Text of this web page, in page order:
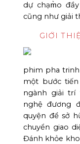
dự chạm̀o
cũng như giải
GIỚI
phim pha
một bước
ngành giải trí
nghệ đương
quyện để sở
chuyển giao
Đánh khỏe